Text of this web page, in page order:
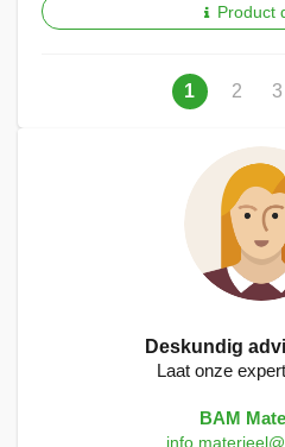
Product
U
momenteel
pagina
1 Pagina
2 3
Deskundig
Laat onze
BAM